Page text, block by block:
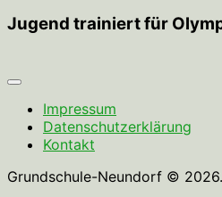
Jugend trainiert für
Impressum
Datenschutzerklärung
Kontakt
Grundschule-Neundorf ©